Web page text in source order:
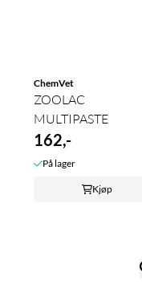
ChemVet
ZOOLAC
MULTIPASTE
162,-
På lager
Kjøp